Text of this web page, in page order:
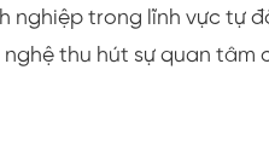
nghiệp trong lĩnh vực tự
nghệ thu hút sự quan